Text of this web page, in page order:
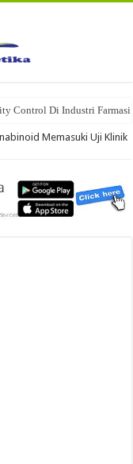
Control Di Industri Farmasi
Memasuki Uji Klinik